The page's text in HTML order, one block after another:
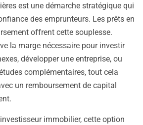
est une démarche stratégique qui
des emprunteurs. Les prêts en
offrent cette souplesse.
la marge nécessaire pour investir
développer une entreprise, ou
complémentaires, tout cela
un remboursement de capital
immobilier, cette option